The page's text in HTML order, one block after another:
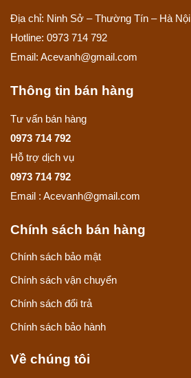
Địa chỉ: Ninh Sở – Thường Tín – Hà Nội
Hotline: 0973 714 792
Email: Acevanh@gmail.com
Thông tin bán hàng
Tư vấn bán hàng
0973 714 792
Hỗ trợ dịch vụ
0973 714 792
Email : Acevanh@gmail.com
Chính sách bán hàng
Chính sách bảo mật
Chính sách vận chuyển
Chính sách đổi trả
Chính sách bảo hành
Về chúng tôi